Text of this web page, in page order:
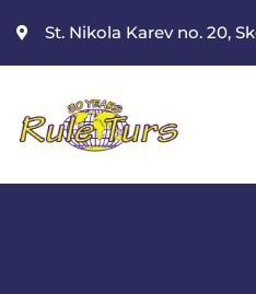
St. Nikola Karev no. 20,